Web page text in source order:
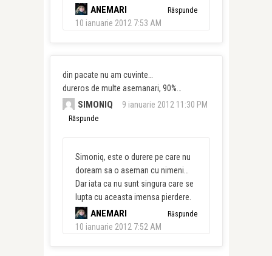
ANEMARI
10 ianuarie 2012 7:53 AM
Răspunde
din pacate nu am cuvinte…
dureros de multe asemanari, 90%…
SIMONIQ 9 ianuarie 2012 11:30 PM
Răspunde
Simoniq, este o durere pe care nu
doream sa o aseman cu nimeni…
Dar iata ca nu sunt singura care se
lupta cu aceasta imensa pierdere.
ANEMARI
10 ianuarie 2012 7:52 AM
Răspunde